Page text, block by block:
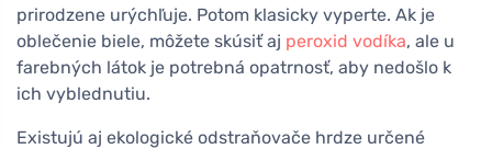
prirodzene urýchľuje. Potom klasicky vyperte. Ak je
oblečenie biele, môžete skúsiť aj peroxid vodíka, ale u
farebných látok je potrebná opatrnosť, aby nedošlo k
ich vyblednutiu.
Existujú aj ekologické odstraňovače hrdze určené